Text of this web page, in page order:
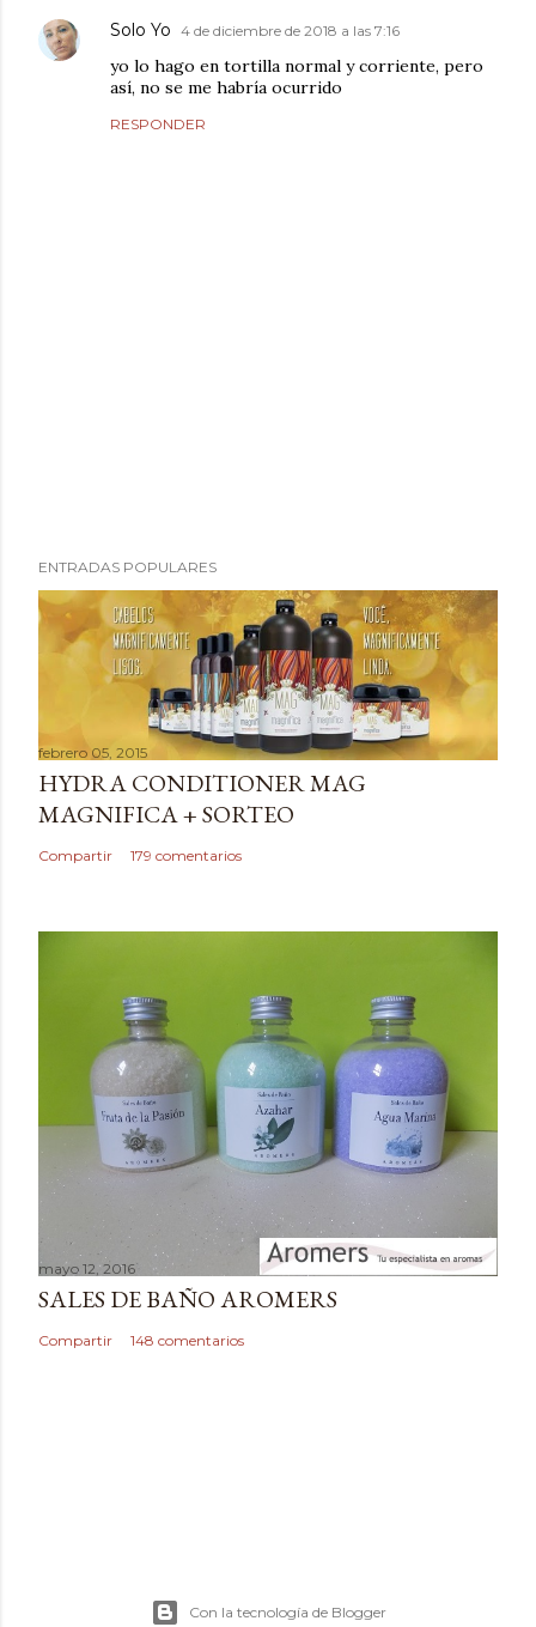
Solo Yo 4 de diciembre de 2018 a las 7:16
yo lo hago en tortilla normal y corriente, pero
así, no se me habría ocurrido
RESPONDER
u
b
a
r
u
n
c
o
ENTRADAS POPULARES
febrero 05, 2015
HYDRA CONDITIONER MAG
MAGNIFICA + SORTEO
Compartir 179 comentarios
mayo 12, 2016
SALES DE BAÑO AROMERS
Compartir 148 comentarios
Con la tecnología de Blogger